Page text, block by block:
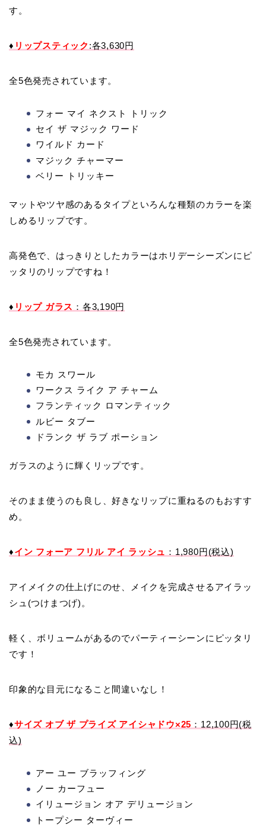
す。
♦ リップスティック :各3,630円
全5色発売されています。
フォー マイ ネクスト トリック
セイ ザ マジック ワード
ワイルド カード
マジック チャーマー
ベリー トリッキー
マットやツヤ感のあるタイプといろんな種類のカラーを楽
しめるリップです。
高発色で、はっきりとしたカラーはホリデーシーズンにピ
ッタリのリップですね！
♦ リップ ガラス ：各3,190円
全5色発売されています。
モカ スワール
ワークス ライク ア チャーム
フランティック ロマンティック
ルビー タブー
ドランク ザ ラブ ポーション
ガラスのように輝くリップです。
そのまま使うのも良し、好きなリップに重ねるのもおすす
め。
♦イン フォーア フリル アイ ラッシュ ：1,980円(税込)
アイメイクの仕上げにのせ、メイクを完成させるアイラッ
シュ(つけまつげ)。
軽く、ボリュームがあるのでパーティーシーンにピッタリ
です！
印象的な目元になること間違いなし！
♦サイズ オブ ザ プライズ アイシャドウ×25 ：12,100円(税
込)
アー ユー ブラッフィング
ノー カーフュー
イリュージョン オア デリュージョン
トープシー ターヴィー